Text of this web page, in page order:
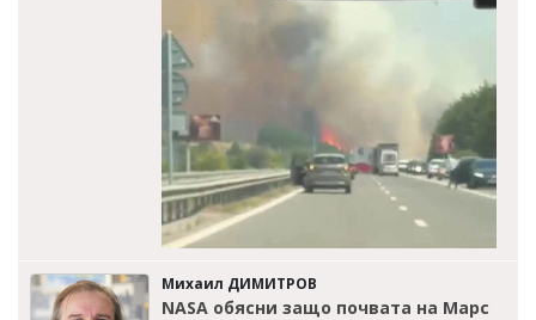
Михаил ДИМИТРОВ
NASA обясни защо почвата на Марс